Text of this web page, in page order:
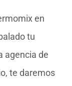
en
tu
agencia de
te daremos